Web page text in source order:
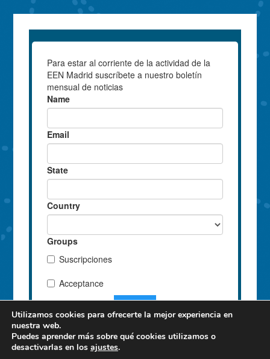
Utilizamos cookies para ofrecerte la mejor experiencia en
nuestra web.
Puedes aprender más sobre qué cookies utilizamos o
desactivarlas en los ajustes.